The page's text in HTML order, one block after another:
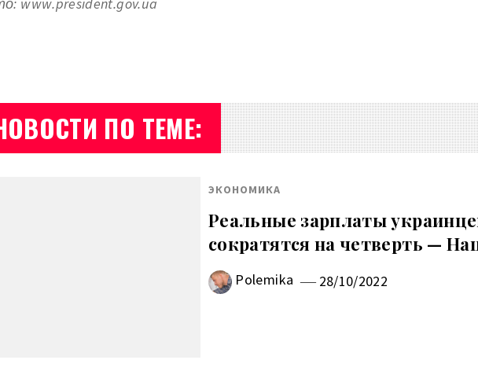
ПО ТЕМЕ:
ЭКОНОМИКА
Реальные зарплаты
сократятся на четверть —
Polemika 28/10/2022